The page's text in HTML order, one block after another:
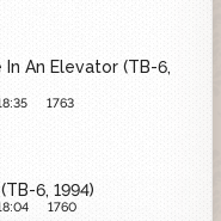
An Elevator (ТВ-6,
1763
6, 1994)
1760